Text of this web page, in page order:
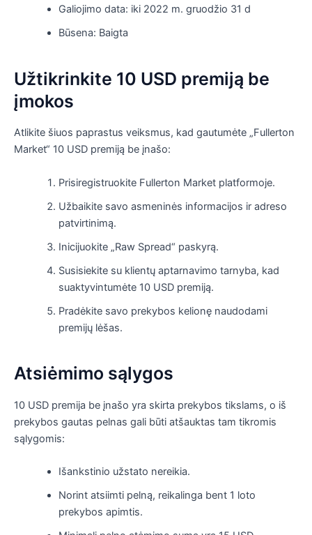
Galiojimo data: iki 2022 m. gruodžio 31 d
Būsena: Baigta
Užtikrinkite 10 USD premiją be
įmokos
Atlikite šiuos paprastus veiksmus, kad gautumėte „Fullerton
Market“ 10 USD premiją be įnašo:
Prisiregistruokite Fullerton Market platformoje.
Užbaikite savo asmeninės informacijos ir adreso
patvirtinimą.
Inicijuokite „Raw Spread“ paskyrą.
Susisiekite su klientų aptarnavimo tarnyba, kad
suaktyvintumėte 10 USD premiją.
Pradėkite savo prekybos kelionę naudodami
premijų lėšas.
Atsiėmimo sąlygos
10 USD premija be įnašo yra skirta prekybos tikslams, o iš
prekybos gautas pelnas gali būti atšauktas tam tikromis
sąlygomis:
Išankstinio užstato nereikia.
Norint atsiimti pelną, reikalinga bent 1 loto
prekybos apimtis.